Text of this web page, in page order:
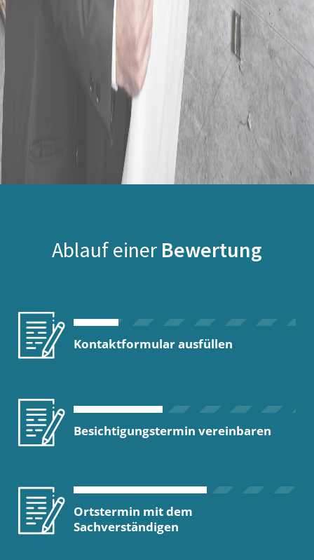
Ablauf einer Bewertung
Kontaktformular ausfüllen
Besichtigungstermin vereinbaren
Ortstermin mit dem
Sachverständigen